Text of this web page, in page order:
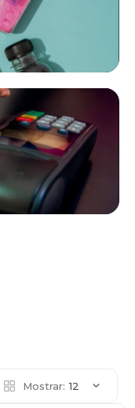
Mostrar: 12